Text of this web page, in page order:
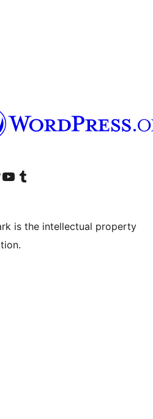
в LinkedIn
запись в TikTok
Посетите наш канал YouTube
Посетите нашу учётную запись в Tumblr
is the intellectual property